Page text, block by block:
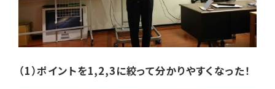
（1）ポイントを1,2,3に絞って分かりやすくなった！